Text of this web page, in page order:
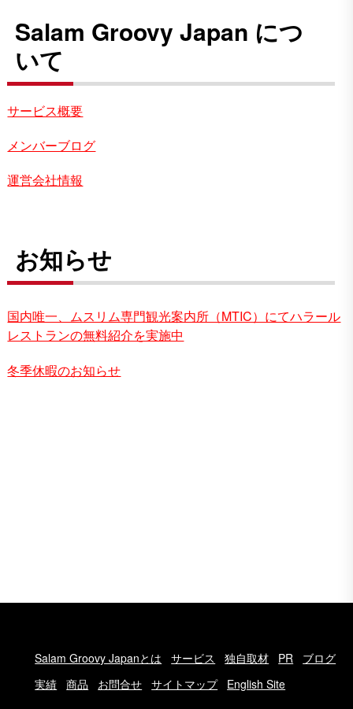
Salam Groovy Japan につ
いて
サービス概要
メンバーブログ
運営会社情報
お知らせ
国内唯一、ムスリム専門観光案内所（MTIC）にてハラール
レストランの無料紹介を実施中
冬季休暇のお知らせ
Salam Groovy Japanとは サービス 独自取材 PR
ブログ
実績
商品 お問合せ サイトマップ English Site